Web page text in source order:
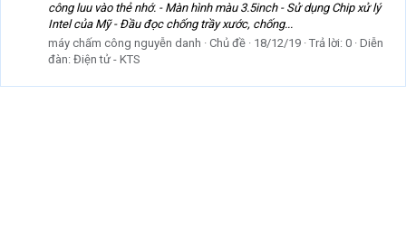
công luu vào thẻ nhớ. - Màn hình màu 3.5inch - Sử dụng Chip xử lý
Intel của Mỹ - Đầu đọc chống trầy xước, chống...
máy chấm công nguyễn danh
Chủ đề 18/12/19 Trả lời: 0 Diễn
đàn: Điện tử - KTS